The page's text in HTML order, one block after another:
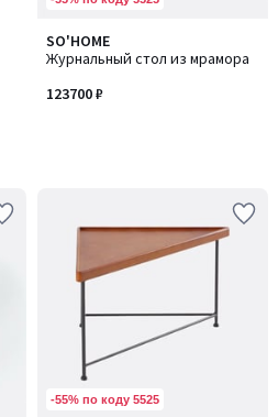
SO'HOME
Журнальный стол из мрамора
123700 ₽
-55% по коду 5525